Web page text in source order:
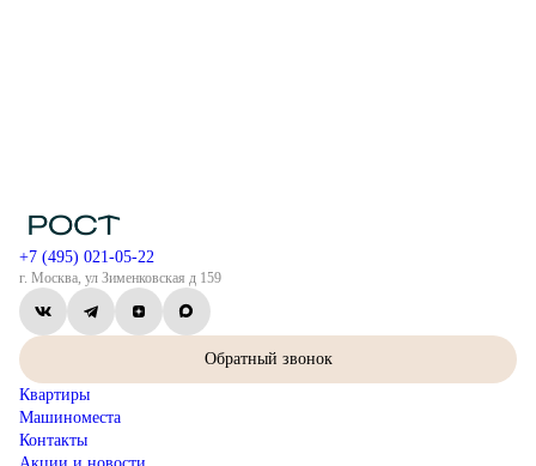
+7 (495) 021-05-22
г. Москва, ул Зименковская д 159
Обратный звонок
Квартиры
Машиноместа
Контакты